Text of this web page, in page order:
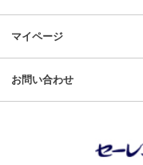
マイページ
お問い合わせ